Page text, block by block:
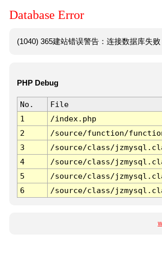
Database Error
(1040) 365建站错误警告：连接数据库失
PHP Debug
No. File
1
/index.php
2
/source/function/
3
/source/class/
4
/source/class/
5
/source/class/
6
/source/class/